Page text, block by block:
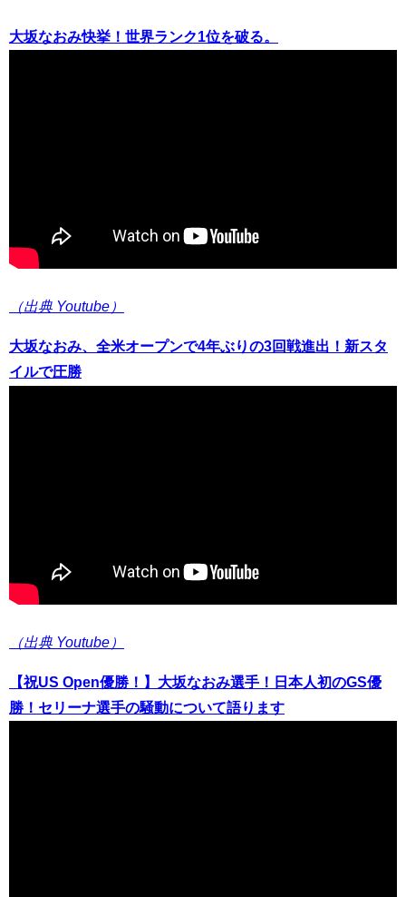
大坂なおみ快挙！世界ランク1位を破る。
（出典 Youtube）
大坂なおみ、全米オープンで4年ぶりの3回戦進出！新スタ
イルで圧勝
（出典 Youtube）
【祝US Open優勝！】大坂なおみ選手！日本人初のGS優
勝！セリーナ選手の騒動について語ります